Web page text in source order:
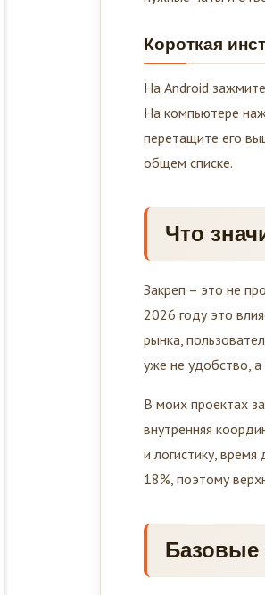
Короткая
На Android
На компьютере
перетащите его
общем списке.
Что
Закреп – это не
2026 году это
рынка,
уже не удобство,
В моих проектах
внутренняя
и логистику,
18%, поэтому
Базовые